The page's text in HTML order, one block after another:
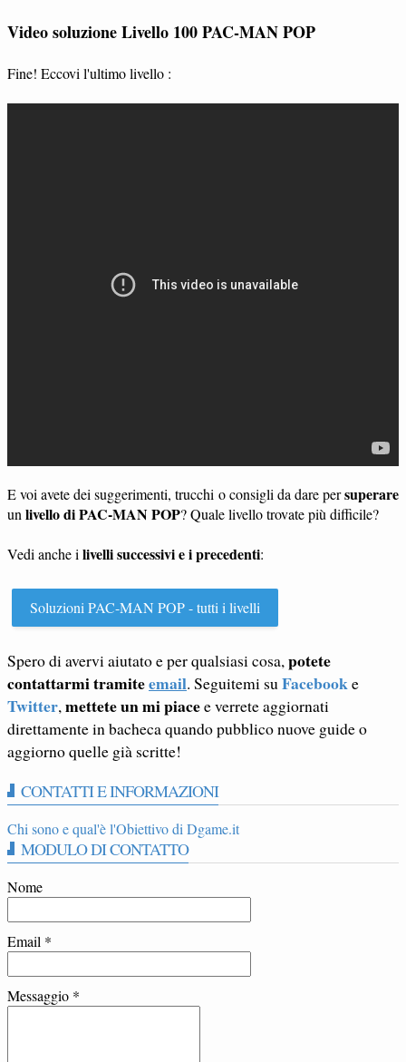
Video soluzione Livello 100 PAC-MAN POP
Fine! Eccovi l'ultimo livello :
E voi avete dei suggerimenti, trucchi o consigli da dare persuperare
un livello di PAC-MAN POP? Quale livello trovate più difficile?
Vedi anche i livelli successivi e i precedenti:
Soluzioni PAC-MAN POP - tutti i livelli
Spero di avervi aiutato e per qualsiasi cosa,potete
contattarmi tramiteemail. Seguitemi suFacebooke
Twitter,mettete un mi piacee verrete aggiornati
direttamente in bacheca quando pubblico nuove guide o
aggiorno quelle già scritte!
CONTATTI E INFORMAZIONI
Chi sono e qual'è l'Obiettivo di Dgame.it
MODULO DI CONTATTO
Nome
Email *
Messaggio *